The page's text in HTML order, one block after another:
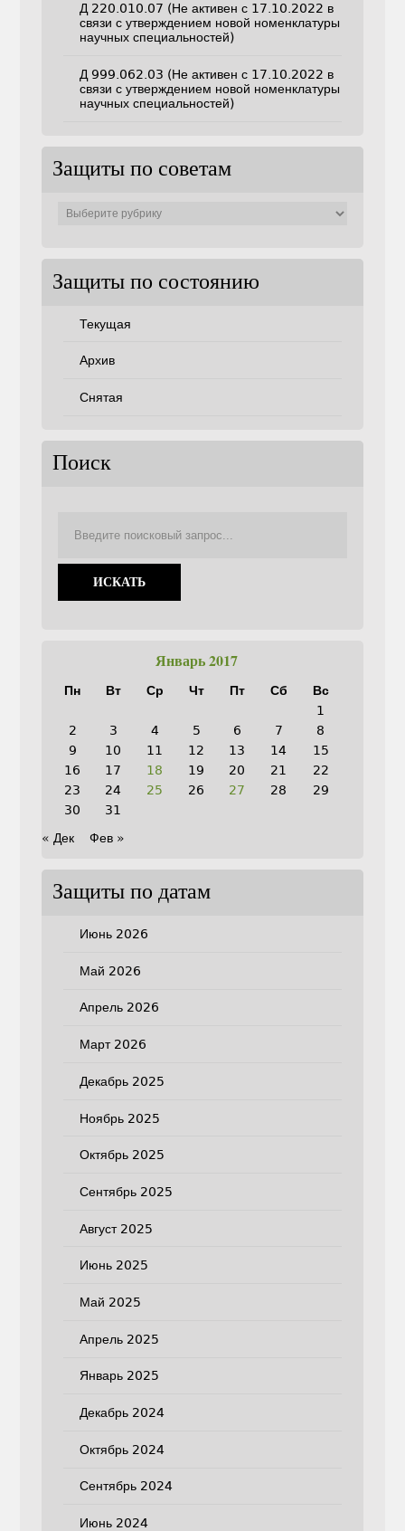
Д 220.010.07 (Не активен с 17.10.2022 в
связи с утверждением новой номенклатуры
научных специальностей)
Д 999.062.03 (Не активен с 17.10.2022 в
связи с утверждением новой номенклатуры
научных специальностей)
Защиты по советам
Защиты по состоянию
Текущая
Архив
Снятая
Поиск
Январь 2017
Пн Вт Ср Чт Пт Сб
Вс
1
2
3 4 5 6 7
8
9
10 11 12 13 14
15
16
17 18 19 20 21
22
23
24 25 26 27 28
29
30
31
« Дек
Фев »
Защиты по датам
Июнь 2026
Май 2026
Апрель 2026
Март 2026
Декабрь 2025
Ноябрь 2025
Октябрь 2025
Сентябрь 2025
Август 2025
Июнь 2025
Май 2025
Апрель 2025
Январь 2025
Декабрь 2024
Октябрь 2024
Сентябрь 2024
Июнь 2024